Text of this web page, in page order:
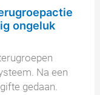
ongeluk
Na een
gedaan.